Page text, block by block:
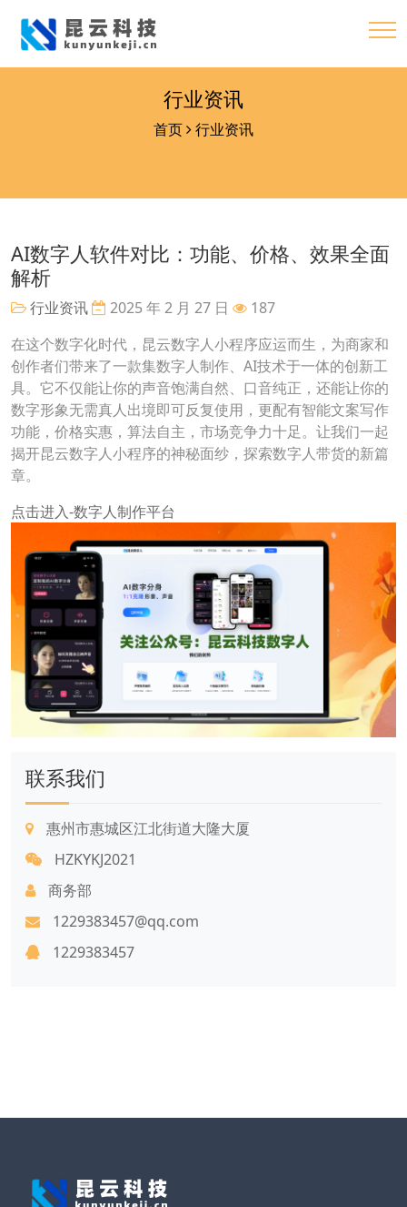
行业资讯
首页 行业资讯
AI数字人软件对比：功能、价格、效果全面
解析
行业资讯 2025 年 2 月 27 日
187
在这个数字化时代，昆云数字人小程序应运而生，为商家和
创作者们带来了一款集数字人制作、AI技术于一体的创新工
具。它不仅能让你的声音饱满自然、口音纯正，还能让你的
数字形象无需真人出境即可反复使用，更配有智能文案写作
功能，价格实惠，算法自主，市场竞争力十足。让我们一起
揭开昆云数字人小程序的神秘面纱，探索数字人带货的新篇
章。
点击进入-数字人制作平台
联系我们
惠州市惠城区江北街道大隆大厦
HZKYKJ2021
商务部
1229383457@qq.com
1229383457